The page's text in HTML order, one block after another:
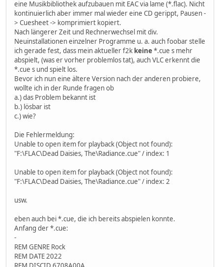
eine Musikbibliothek aufzubauen mit EAC via lame (*.flac). Nicht
kontinuierlich aber immer mal wieder eine CD gerippt, Pausen -
> Cuesheet -> komprimiert kopiert.
Nach längerer Zeit und Rechnerwechsel mit div.
Neuinstallationen einzelner Programme u. a. auch foobar stelle
ich gerade fest, dass mein aktueller f2k keine*.cue s mehr
abspielt, (was er vorher problemlos tat), auch VLC erkennt die
*.cue s und spielt los.
Bevor ich nun eine ältere Version nach der anderen probiere,
wollte ich in der Runde fragen ob
a.) das Problem bekannt ist
b.) lösbar ist
c.) wie?
Die Fehlermeldung:
Unable to open item for playback (Object not found):
"F:\FLAC\Dead Daisies, The\Radiance.cue" / index: 1
Unable to open item for playback (Object not found):
"F:\FLAC\Dead Daisies, The\Radiance.cue" / index: 2
usw.
eben auch bei *.cue, die ich bereits abspielen konnte.
Anfang der *.cue:
-
REM GENRE Rock
REM DATE 2022